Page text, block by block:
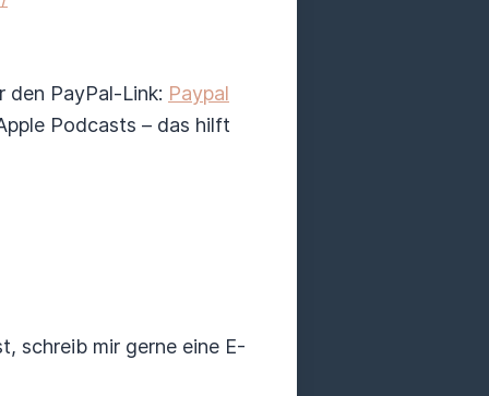
den PayPal-Link: Paypal
Podcasts – das hilft
schreib mir gerne eine E-